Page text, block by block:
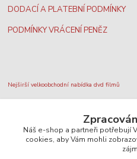
DODACÍ A PLATEBNÍ PODMÍNKY
PODMÍNKY VRÁCENÍ PENĚZ
Nejširší velkoobchodní nabídka dvd filmů
Plážový volejbal, rezervace kurtů
Náš e-shop a partneři potřebují
cookies, aby Vám mohli